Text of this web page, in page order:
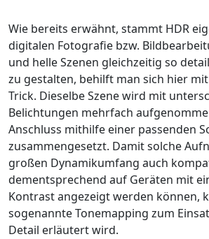
Wie bereits erwähnt, stammt HDR
digitalen Fotografie bzw.
und helle Szenen gleichzeitig so
zu gestalten, behilft man sich hier
Trick. Dieselbe Szene wird mit
Belichtungen mehrfach
Anschluss mithilfe einer passenden
zusammengesetzt. Damit solche
großen Dynamikumfang auch
dementsprechend auf Geräten mit
Kontrast angezeigt werden können,
sogenannte Tonemapping zum
Detail erläutert wird.